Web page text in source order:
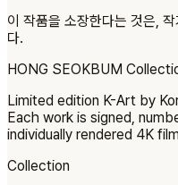
이 작품을 소장한다는 것은,
다.
HONG SEOKBUM
Limited edition K-Art by
Each work is signed,
individually rendered 4K
Collection